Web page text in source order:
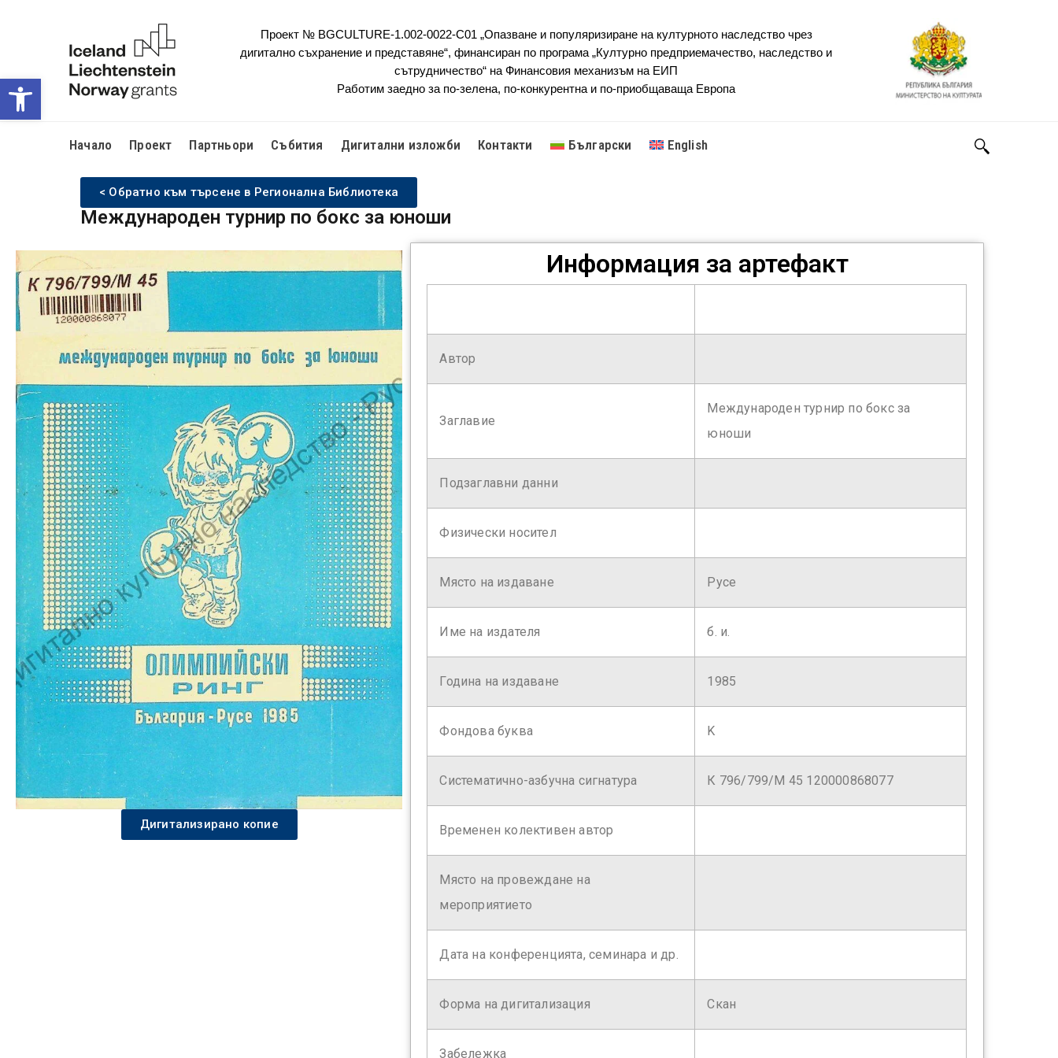
Open toolbar
Проект № BGCULTURE-1.002-0022-C01 „Опазване и популяризиране на културното наследство чрез
дигитално съхранение и представяне“, финансиран по програма „Културно предприемачество, наследство и
сътрудничество“ на Финансовия механизъм на ЕИП
Работим заедно за по-зелена, по-конкурентна и по-приобщаваща Европа
Начало Проект Партньори Събития Дигитални изложби Контакти Български English
< Обратно към търсене в Регионална Библиотека
Международен турнир по бокс за юноши
Дигитализирано копие
Информация за артефакт
Автор
Заглавие
Международен турнир по бокс за
юноши
Подзаглавни данни
Физически носител
Място на издаване Русе
Име на издателя б. и.
Година на издаване 1985
Фондова буква K
Систематично-азбучна сигнатура К 796/799/М 45 120000868077
Временен колективен автор
Място на провеждане на
мероприятието
Дата на конференцията, семинара и др.
Форма на дигитализация Скан
Забележка